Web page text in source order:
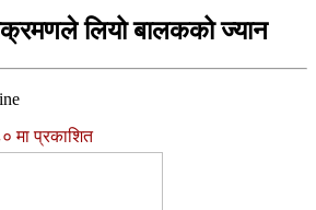
लियो बालकको ज्यान
मा प्रकाशित